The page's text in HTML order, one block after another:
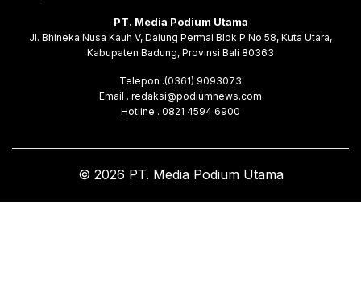
PT. Media Podium Utama
Jl. Bhineka Nusa Kauh V, Dalung Permai Blok P No 58, Kuta Utara,
Kabupaten Badung, Provinsi Bali 80363
Telepon .(0361) 9093073
Email . redaksi@podiumnews.com
Hotline . 0821 4594 6900
© 2026 PT. Media Podium Utama